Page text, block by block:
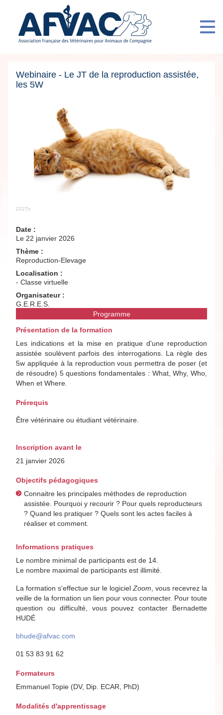
Webinaire - Le JT de la reproduction assistée,
les 5W
2127x
Date :
Le 22 janvier 2026
Thème :
Reproduction-Elevage
Localisation :
- Classe virtuelle
Organisateur :
G.E.R.E.S.
Programme
Présentation de la formation
Les indications et la mise en pratique d'une reproduction
assistée soulèvent parfois des interrogations. La règle des
5w appliquée à la reproduction vous permettra de poser (et
de résoudre) 5 questions fondamentales : What, Why, Who,
When et Where.
Prérequis
Être vétérinaire ou étudiant vétérinaire.
Inscription avant le
21 janvier 2026
Objectifs pédagogiques
Connaitre les principales méthodes de reproduction
assistée. Pourquoi y recourir ? Pour quels reproducteurs
? Quand les pratiquer ? Quels sont les actes faciles à
réaliser et comment.
Informations pratiques
Le nombre minimal de participants est de 14.
Le nombre maximal de participants est illimité.
La formation s'effectue sur le logiciel Zoom , vous recevrez la
veille de la formation un lien pour vous connecter. Pour toute
question ou difficulté, vous pouvez contacter Bernadette
HUDÉ
bhude@afvac.com
01 53 83 91 62
Formateurs
Emmanuel Topie (DV, Dip. ECAR, PhD)
Modalités d'apprentissage